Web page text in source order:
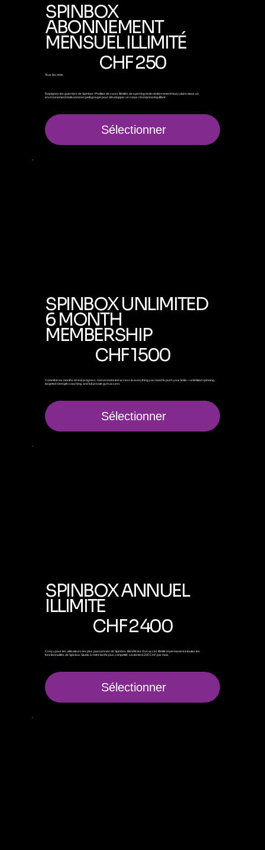
SPINBOX
ABONNEMENT
MENSUEL ILLIMITÉ
CHF250
Tous les mois
Rejoignez les guerriers de Spinbox ! Profitez de cours illimités de spinning et de renforcement musculaire dans un
environnement motivant et en petit groupe pour développer un corps résistant et équilibré.
Sélectionner
SPINBOX UNLIMITED
6 MONTH
MEMBERSHIP
CHF1 500
Commit to six months of real progress. Get unrestricted access to everything you need to push your limits—unlimited spinning,
targeted strength coaching, and full private gym access
Sélectionner
SPINBOX ANNUEL
ILLIMITE
CHF2 400
Conçu pour les utilisateurs les plus passionnés de Spinbox. Bénéficiez d'un accès illimité et permanent à toutes les
fonctionnalités de Spinbox Studio à notre tarif le plus compétitif : seulement 200 CHF par mois.
Sélectionner